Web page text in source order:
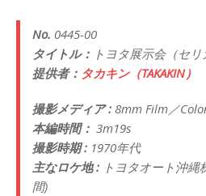
No. 0445-00
タイトル： トヨタ展示会（セリ
提供者： タカキン（TAKAKIN）
撮影メディア : 8mm Film／
本編時間： 3m19s
撮影時期 : 1970年代
主なロケ地 : トヨタオート沖
間)